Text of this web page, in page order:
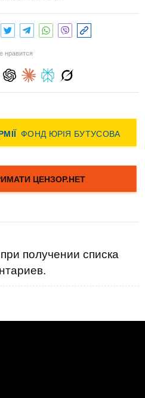
нравится
получении списка